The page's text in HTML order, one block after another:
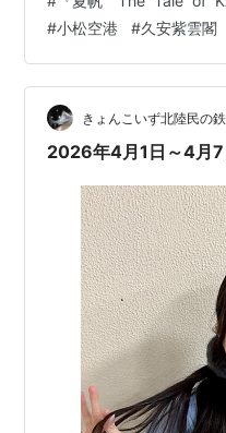
す。また、北陸本部の総
います。わが社が提唱し
一環で、本部会議メンバ
鑑賞する予定です。ホラ
フケアの要素が強い作品
#小松空港 #久安紫雲閣
きょんこいず北陸民の
2026年4月1日～4月